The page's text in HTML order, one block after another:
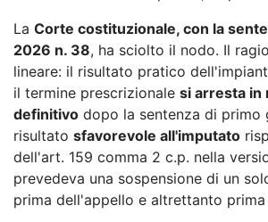
La Corte costituzionale, con la
2026 n. 38, ha sciolto il nodo. Il
lineare: il risultato pratico
il termine prescrizionale si arresta in
definitivo dopo la sentenza di primo
risultato sfavorevole all'imputato
dell'art. 159 comma 2 c.p. nella
prevedeva una sospensione di un
prima dell'appello e altrettanto prima